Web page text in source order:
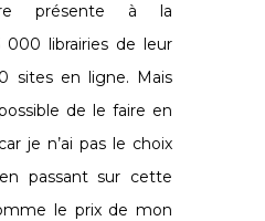
présente à la
000 librairies de leur
sites en ligne. Mais
de le faire en
je n’ai pas le choix
passant sur cette
le prix de mon